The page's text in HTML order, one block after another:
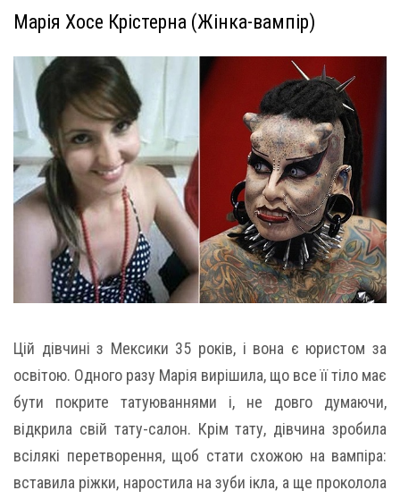
Марія Хосе Крістерна (Жінка-вампір)
Цій дівчині з Мексики 35 років, і вона є юристом за
освітою. Одного разу Марія вирішила, що все її тіло має
бути покрите татуюваннями і, не довго думаючи,
відкрила свій тату-салон. Крім тату, дівчина зробила
всілякі перетворення, щоб стати схожою на вампіра:
вставила ріжки, наростила на зуби ікла, а ще проколола